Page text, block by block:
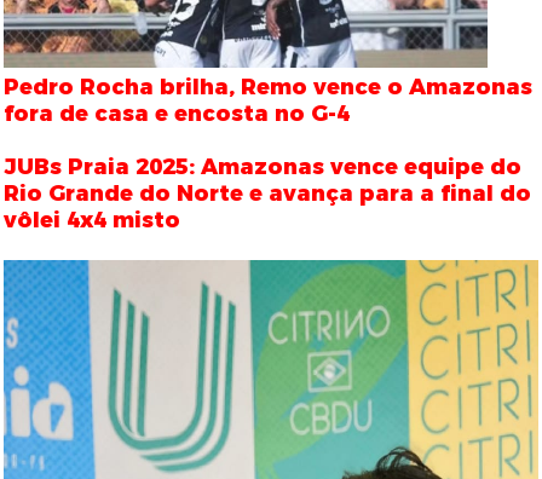
Pedro Rocha brilha, Remo vence o Amazonas
fora de casa e encosta no G-4
JUBs Praia 2025: Amazonas vence equipe do
Rio Grande do Norte e avança para a final do
vôlei 4x4 misto